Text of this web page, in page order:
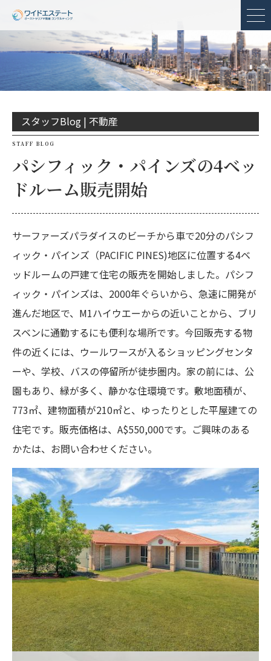
メ
スタッフBlog | 不動産
STAFF BLOG
パシフィック・パインズの4ベッ
ドルーム販売開始
サーファーズパラダイスのビーチから車で20分のパシフ
ィック・パインズ（PACIFIC PINES)地区に位置する4ベ
ッドルームの戸建て住宅の販売を開始しました。パシフ
ィック・パインズは、2000年ぐらいから、急速に開発が
進んだ地区で、M1ハイウエーからの近いことから、ブリ
スベンに通勤するにも便利な場所です。今回販売する物
件の近くには、ウールワースが入るショッピングセンタ
ーや、学校、バスの停留所が徒歩圏内。家の前には、公
園もあり、緑が多く、静かな住環境です。敷地面積が、
773㎡、建物面積が210㎡と、ゆったりとした平屋建ての
住宅です。販売価格は、A$550,000です。ご興味のある
かたは、お問い合わせください。